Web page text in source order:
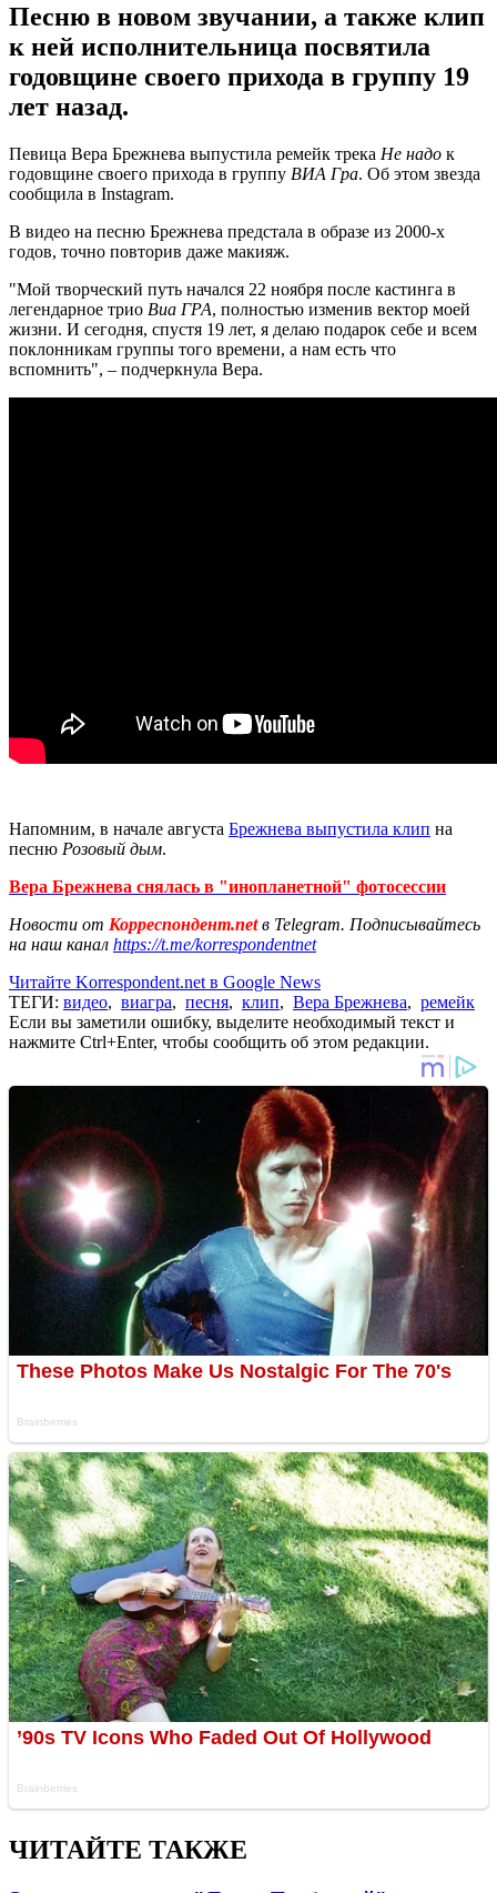
Песню в новом звучании, а также клип
к ней исполнительница посвятила
годовщине своего прихода в группу 19
лет назад.
Певица Вера Брежнева выпустила ремейк трека Не надо к
годовщине своего прихода в группу ВИА Гра. Об этом звезда
сообщила в Instagram.
В видео на песню Брежнева предстала в образе из 2000-х
годов, точно повторив даже макияж.
"Мой творческий путь начался 22 ноября после кастинга в
легендарное трио Виа ГРА, полностью изменив вектор моей
жизни. И сегодня, спустя 19 лет, я делаю подарок себе и всем
поклонникам группы того времени, а нам есть что
вспомнить", – подчеркнула Вера.
Напомним, в начале августа Брежнева выпустила клип на
песню Розовый дым.
Вера Брежнева снялась в "инопланетной" фотосессии
Новости от Корреспондент.netв Telegram. Подписывайтесь
на наш канал https://t.me/korrespondentnet
Читайте Korrespondent.net в Google News
ТЕГИ: видео, виагра, песня, клип, Вера Брежнева, ремейк
Если вы заметили ошибку, выделите необходимый текст и
нажмите Ctrl+Enter, чтобы сообщить об этом редакции.
ЧИТАЙТЕ ТАКЖЕ